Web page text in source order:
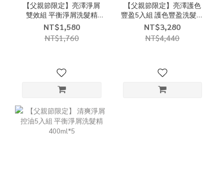
【父親節限定】亮澤淨屑
雙效組 平衡淨屑洗髮精
400ml*1+護色豐盈洗髮精
400ml*1
NT$1,580
NT$1,760
【父親節限定】亮澤護色
豐盈5入組 護色豐盈洗髮精
400ml*5
NT$3,280
NT$4,440